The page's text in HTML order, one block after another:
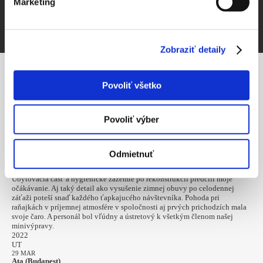
Zobraziť detaily
Povoliť všetko
Povoliť výber
Odmietnuť
NAPÍSALI STE
PI
03 MAR
Vzdávam hold vedeniu chaty a personálu za vysokú úroveň poskytnutých
služieb. V cene kratučkého pobytu bolo zahrnuté aj fantastické počasie.
Ubytovacia časť a hygienické zázemie po rekonštrukcii predčili moje
očákávanie. Aj taký detail ako vysušenie zimnej obuvy po celodennej
záťaži poteší snaď každého ťapkajucého návštevníka. Pohoda pri
raňajkách v príjemnej atmosfére v spoločnosti aj prvých prichodzích mala
svoje čaro. A personál bol vľúdny a ústretový k všetkým členom našej
minivýpravy.
2022
UT
29 MAR
Ata (Budapest)